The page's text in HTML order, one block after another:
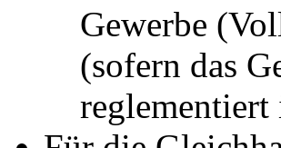
Gewerbe
(sofern das
reglementiert